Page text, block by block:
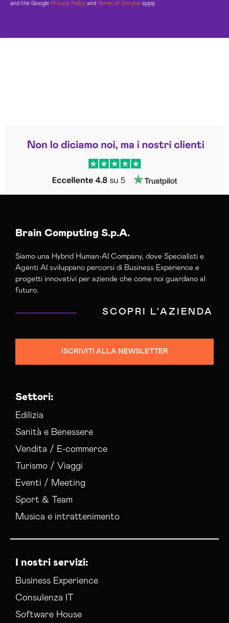
and the Google Privacy Policy and Terms of Service apply.
Trustpilot
Brain Computing S.p.A.
Siamo una Hybrid Human-AI Company, dove Specialisti e
Agenti AI sviluppano percorsi di Business Experience e
progetti innovativi per aziende che come noi guardano al
futuro.
SCOPRI L'AZIENDA
ISCRIVITI ALLA NEWSLETTER
Settori:
Edilizia
Sanità e Benessere
Vendita / E-commerce
Turismo / Viaggi
Eventi / Meeting
Sport & Team
Musica e intrattenimento
I nostri servizi:
Business Experience
Consulenza IT
Software House